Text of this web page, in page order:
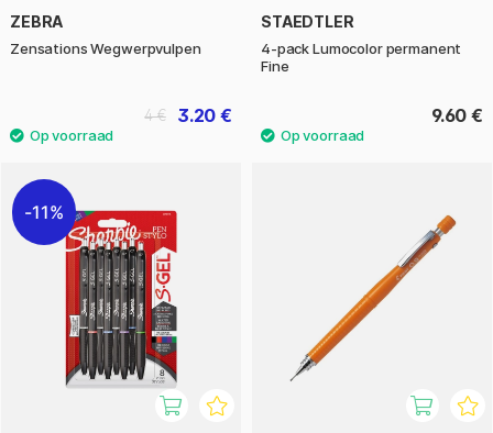
ZEBRA
Zensations Wegwerpvulpen
3.20 €
4 €
STAEDTLER
4-pack Lumocolor permanent
Fine
9.60 €
11%